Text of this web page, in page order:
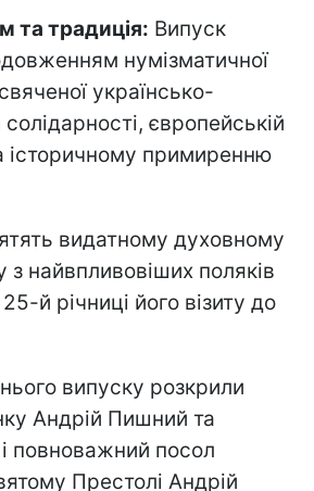
та традиція: Випуск
нумізматичної
українсько-
солідарності, європейській
історичному примиренню
видатному духовному
з найвпливовіших поляків
й річниці його візиту до
випуску розкрили
Андрій Пишний та
повноважний посол
Престолі Андрій